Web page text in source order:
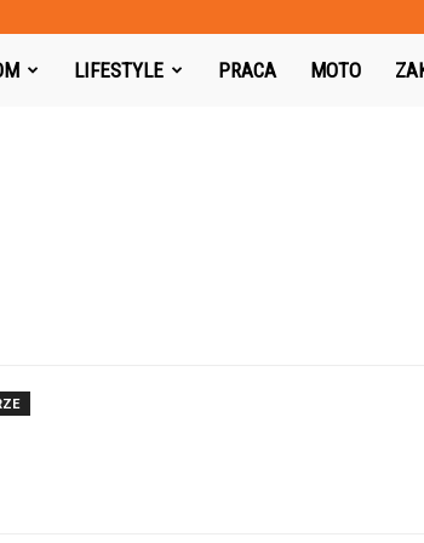
LIFESTYLE PRACA MOTO